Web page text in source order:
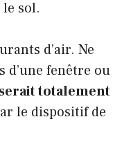
sol.
d’air. Ne
d’une fenêtre ou
totalement
le dispositif de